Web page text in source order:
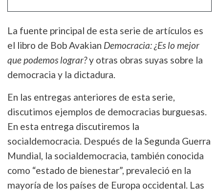
La fuente principal de esta serie de artículos es
el libro de Bob Avakian Democracia: ¿Es lo mejor
que podemos lograr?y otras obras suyas sobre la
democracia y la dictadura.
En las entregas anteriores de esta serie,
discutimos ejemplos de democracias burguesas.
En esta entrega discutiremos la
socialdemocracia. Después de la Segunda Guerra
Mundial, la socialdemocracia, también conocida
como “estado de bienestar”, prevaleció en la
mayoría de los países de Europa occidental. Las